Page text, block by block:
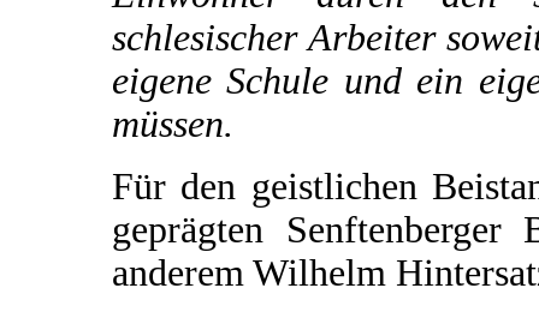
schlesischer Arbeiter
eigene Schule und ein
müssen.
Für den geistlichen
geprägten
anderem Wilhelm